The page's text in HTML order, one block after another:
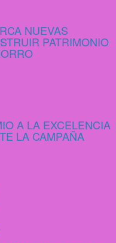
NUEVAS
PATRIMONIO
A LA EXCELENCIA
LA CAMPAÑA